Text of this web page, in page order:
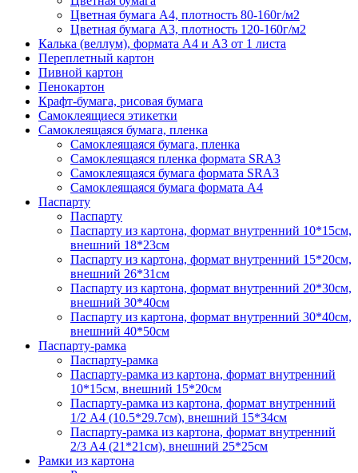
Цветная бумага А4, плотность 80-160г/м2
Цветная бумага А3, плотность 120-160г/м2
Калька (веллум), формата А4 и А3 от 1 листа
Переплетный картон
Пивной картон
Пенокартон
Крафт-бумага, рисовая бумага
Самоклеящиеся этикетки
Самоклеящаяся бумага, пленка
Самоклеящаяся бумага, пленка
Самоклеящаяся пленка формата SRА3
Самоклеящаяся бумага формата SRА3
Самоклеящаяся бумага формата А4
Паспарту
Паспарту
Паспарту из картона, формат внутренний 10*15см,
внешний 18*23см
Паспарту из картона, формат внутренний 15*20см,
внешний 26*31см
Паспарту из картона, формат внутренний 20*30см,
внешний 30*40см
Паспарту из картона, формат внутренний 30*40см,
внешний 40*50см
Паспарту-рамка
Паспарту-рамка
Паспарту-рамка из картона, формат внутренний
10*15см, внешний 15*20см
Паспарту-рамка из картона, формат внутренний
1/2 А4 (10.5*29.7см), внешний 15*34см
Паспарту-рамка из картона, формат внутренний
2/3 А4 (21*21см), внешний 25*25см
Рамки из картона